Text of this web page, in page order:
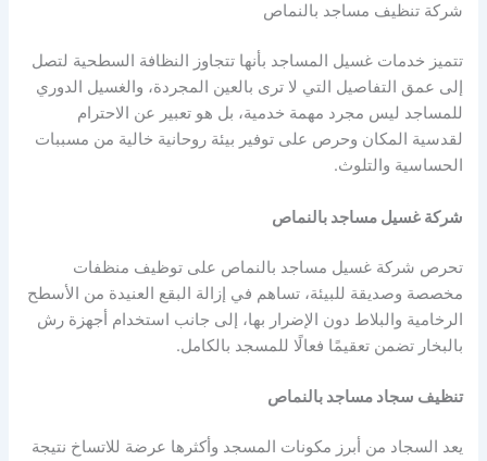
شركة تنظيف مساجد بالنماص
تتميز خدمات غسيل المساجد بأنها تتجاوز النظافة السطحية لتصل
إلى عمق التفاصيل التي لا ترى بالعين المجردة، والغسيل الدوري
للمساجد ليس مجرد مهمة خدمية، بل هو تعبير عن الاحترام
لقدسية المكان وحرص على توفير بيئة روحانية خالية من مسببات
الحساسية والتلوث.
شركة غسيل مساجد بالنماص
تحرص شركة غسيل مساجد بالنماص على توظيف منظفات
مخصصة وصديقة للبيئة، تساهم في إزالة البقع العنيدة من الأسطح
الرخامية والبلاط دون الإضرار بها، إلى جانب استخدام أجهزة رش
بالبخار تضمن تعقيمًا فعالًا للمسجد بالكامل.
تنظيف سجاد مساجد بالنماص
يعد السجاد من أبرز مكونات المسجد وأكثرها عرضة للاتساخ نتيجة